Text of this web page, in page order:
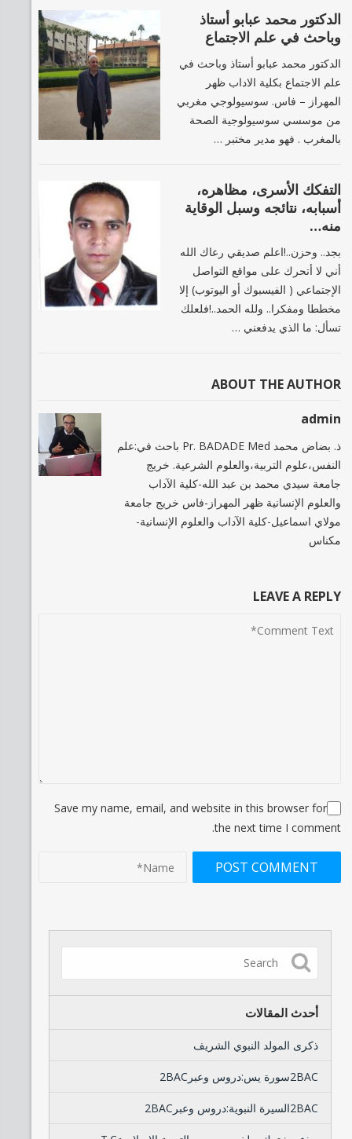
الدكتور محمد عبابو أستاذ
وباحث في علم الاجتماع
الدكتور محمد عبابو أستاذ وباحث في
علم الاجتماع بكلية الاداب ظهر
المهراز – فاس. سوسيولوجي مغربي
من موسسي سوسيولوجية الصحة
بالمغرب . فهو مدير مختبر …
التفكك الأسرى، مظاهره،
أسبابه، نتائجه وسبل الوقاية
منه…
بجد.. وحزن..!اعلم صديقي رعاك الله
أني لا أتحرك على مواقع التواصل
الإجتماعي ( الفيسبوك أو اليوتوب) إلا
مخططا ومفكرا.. ولله الحمد..!فلعلك
تسأل: ما الذي يدفعني …
ABOUT THE AUTHOR
admin
ذ. بضاض محمد Pr. BADADE Med باحث في:علم
النفس،علوم التربية،والعلوم الشرعية. خريج
جامعة سيدي محمد بن عبد الله-كلية الآداب
والعلوم الإنسانية ظهر المهراز-فاس خريج جامعة
مولاي اسماعيل-كلية الآداب والعلوم الإنسانية-
مكناس
LEAVE A REPLY
Save my name, email, and website in this browser for
the next time I comment.
أحدث المقالات
ذكرى المولد النبوي الشريف
2BACسورة يس:دروس وعبر2BAC
2BACالسيرة النبوية:دروس وعبر2BAC